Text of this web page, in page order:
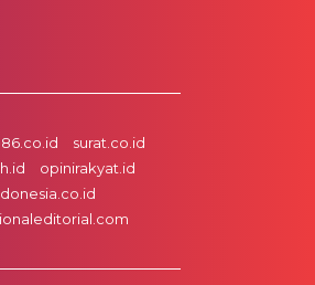
surat.co.id
opinirakyat.id